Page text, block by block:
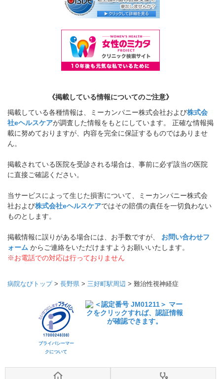
《掲載している情報についてのご注意》
掲載している各種情報は、ミーカンパニー株式会社および株式会
社eヘルスケアが調査した情報をもとにしています。 正確な情報掲
載に努めておりますが、内容を完全に保証するものではありませ
ん。
掲載されている医院を受診される場合は、事前に必ず該当の医院
に直接ご確認ください。
当サービスによって生じた損害について、ミーカンパニー株式会
社および株式会社eヘルスケアではその賠償の責任を一切負わない
ものとします。
掲載情報に誤りがある場合には、お手数ですが、 お問い合わせフ
ォーム からご連絡をいただけますようお願いいたします。
※お電話での対応は行っておりません
病院なびトップ> 長野県 > 三好町駅周辺 > 難治性視神経症
プライバシーマー
クについて